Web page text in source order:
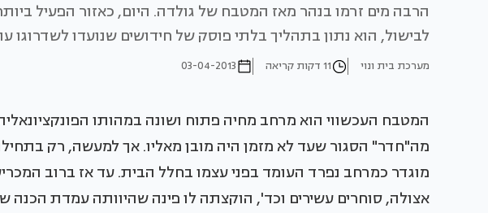
הרבה מים זרמו בנהר מאז המטבח של גולדה. היום, כאזור הפעיל
לבישול, הוא נתון בתהליך בלתי פוסק של חידושים שנועדו לשדרוגו
מערכת בית ונוי 11 דקות קריאה 03-04-2013
המטבח העכשווי הוא מרחב מחיה פתוח ושונה במהותו
מוגדר כמרחב נפרד העומד בפני עצמו בחלל הבית. עד אז ברוב
אצולה, סוחרים עשירים וכד', הוקצתה לו פינה שהיוותה עמדת הכנה